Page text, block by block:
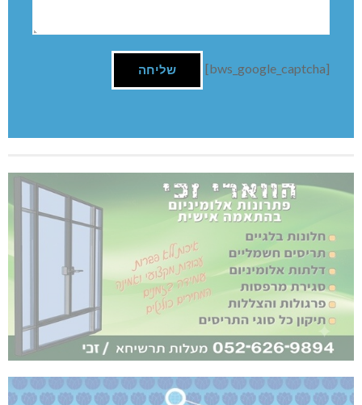
[bws_google_captcha]